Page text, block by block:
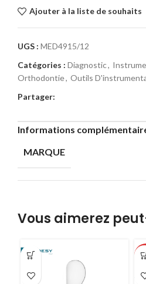
Ajouter à la liste de souhaits
UGS : MED4915/12
Catégories : Diagnostic,
Orthodontie, Outils
Partager:
Informations
MARQUE
Vous aimerez
-